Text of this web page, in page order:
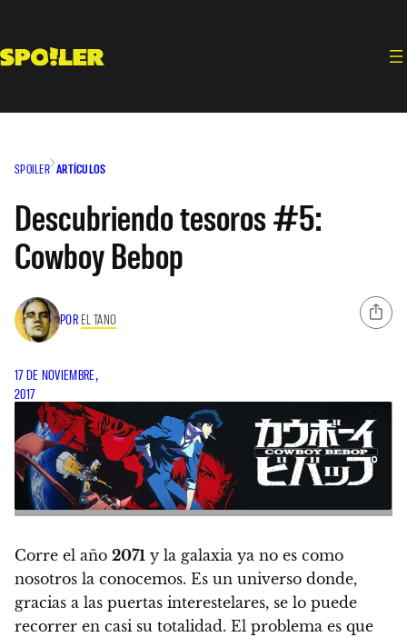
contenido
SPOILER ARTÍCULOS
Descubriendo tesoros #5:
Cowboy Bebop
POR EL TANO
17 DE NOVIEMBRE,
2017
Corre el año 2071 y la galaxia ya no es como
nosotros la conocemos. Es un universo donde,
gracias a las puertas interestelares, se lo puede
recorrer en casi su totalidad. El problema es que